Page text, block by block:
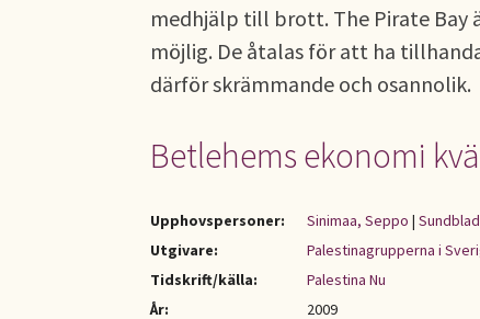
medhjälp till brott. The Pirate Bay
möjlig. De åtalas för att ha
därför skrämmande och osannolik.
Betlehems ekonomi
Upphovspersoner: Sinimaa, Seppo |
Utgivare:
Palestinagrupperna i
Tidskrift/källa:
Palestina Nu
År:
2009